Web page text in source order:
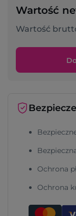
Wartość
Wartość
Ochrona
Ochrona